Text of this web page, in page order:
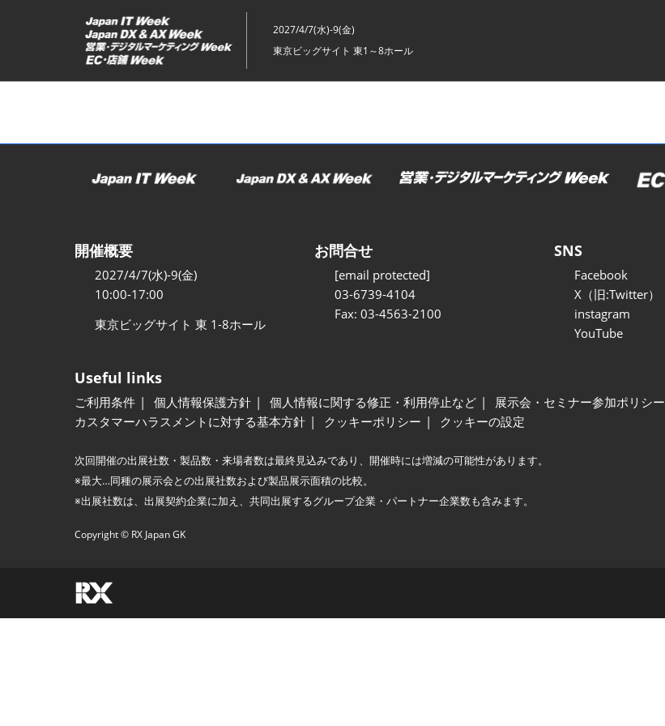
ッ
2027/4/7(水)-9(金)
東京ビッグサイト 東1～8ホール
開催概要
2027/4/7(水)-9(金)
10:00-17:00
東京ビッグサイト 東 1-8ホール
お問合せ
[email protected]
03-6739-4104
Fax: 03-4563-2100
SNS
Facebook
X（旧:Twitter）
instagram
YouTube
Useful links
ご利用条件 個人情報保護方針 個人情報に関する修正・利用停止など 展示会・セミナー参加ポリシー
カスタマーハラスメントに対する基本方針
クッキーポリシー クッキーの設定
次回開催の出展社数・製品数・来場者数は最終見込みであり、開催時には増減の可能性があります。
※最大…同種の展示会との出展社数および製品展示面積の比較。
※出展社数は、出展契約企業に加え、共同出展するグループ企業・パートナー企業数も含みます。
Copyright © RX Japan GK